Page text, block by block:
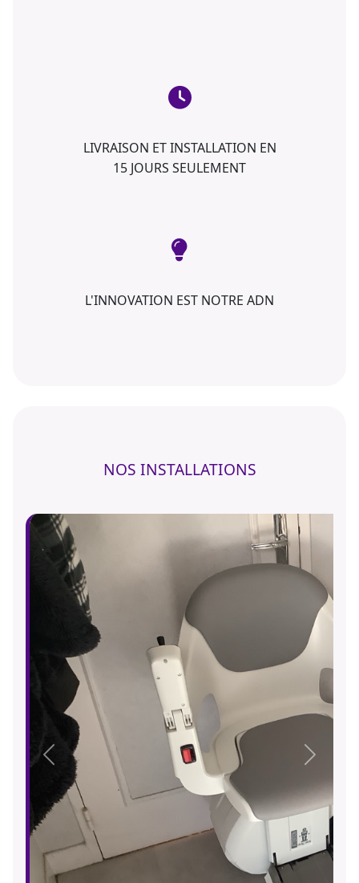
LIVRAISON ET INSTALLATION EN
15 JOURS SEULEMENT
L'INNOVATION EST NOTRE ADN
NOS INSTALLATIONS
Précédent Suivant